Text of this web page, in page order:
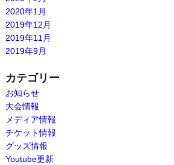
2020年1月
2019年12月
2019年11月
2019年9月
カテゴリー
お知らせ
大会情報
メディア情報
チケット情報
グッズ情報
Youtube更新